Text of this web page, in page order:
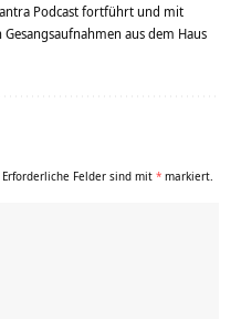
Podcast fortführt und mit
aus dem Haus
Erforderliche Felder sind mit * markiert.